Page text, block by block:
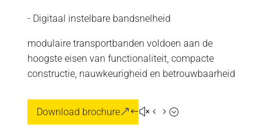
- Digitaal instelbare bandsnelheid
modulaire transportbanden voldoen aan de
hoogste eisen van functionaliteit, compacte
constructie, nauwkeurigheid en betrouwbaarheid
Download brochure